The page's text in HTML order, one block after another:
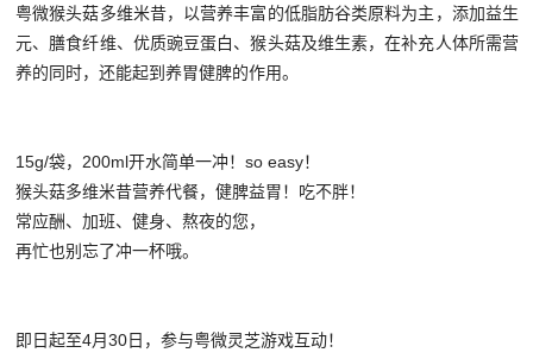
粤微猴头菇多维米昔，以营养丰富的低脂肪谷类原料为主，添加益生
元、膳食纤维、优质豌豆蛋白、猴头菇及维生素，在补充人体所需营
养的同时，还能起到养胃健脾的作用。
15g/袋，200ml开水简单一冲！so easy！
猴头菇多维米昔营养代餐，健脾益胃！吃不胖！
常应酬、加班、健身、熬夜的您，
再忙也别忘了冲一杯哦。
即日起至4月30日，参与粤微灵芝游戏互动！